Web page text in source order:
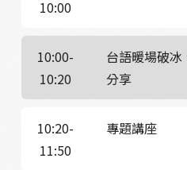
10:00
10:00-
10:20
台語暖場破
分享
10:20-
11:50
專題講座